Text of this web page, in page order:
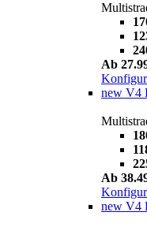
Ab
new V4
Ab
new V4